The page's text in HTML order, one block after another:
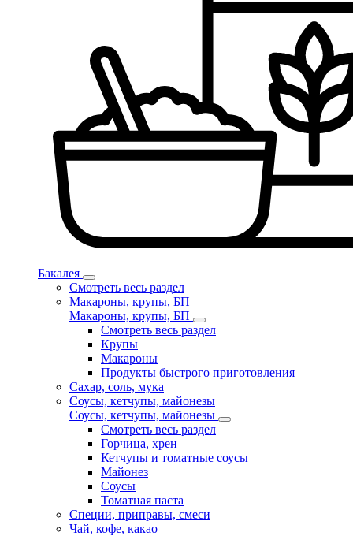
Бакалея
Смотреть весь раздел
Макароны, крупы, БП
Макароны, крупы, БП
Смотреть весь раздел
Крупы
Макароны
Продукты быстрого приготовления
Сахар, соль, мука
Соусы, кетчупы, майонезы
Соусы, кетчупы, майонезы
Смотреть весь раздел
Горчица, хрен
Кетчупы и томатные соусы
Майонез
Соусы
Томатная паста
Специи, приправы, смеси
Чай, кофе, какао